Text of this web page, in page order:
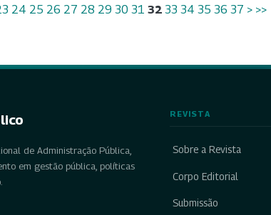
24 25 26 27 28 29 30 31 32 33 34 35 36 37 > >>
de Administração Pública,
em gestão pública, políticas
REVISTA
Sobre a Revista
Corpo Editorial
Submissão